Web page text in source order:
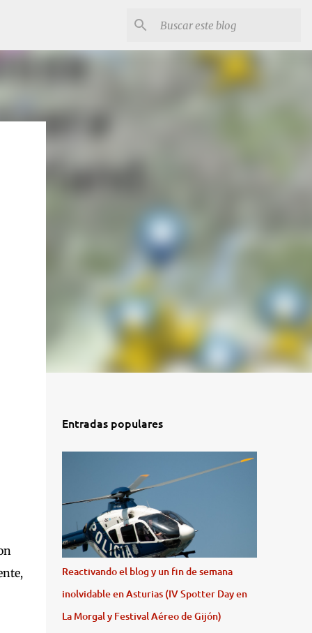
Entradas populares
Reactivando el blog y un fin de semana
inolvidable en Asturias (IV Spotter Day en
La Morgal y Festival Aéreo de Gijón)